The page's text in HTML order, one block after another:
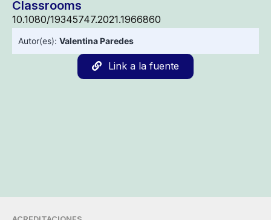
Classrooms
10.1080/19345747.2021.1966860
Autor(es): Valentina Paredes
Link a la fuente